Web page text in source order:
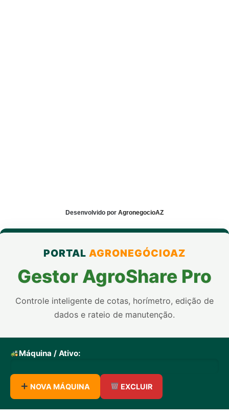
Desenvolvido por AgronegocioAZ
PORTAL AGRONEGÓCIOAZ
Gestor AgroShare Pro
Controle inteligente de cotas, horímetro, edição de
dados e rateio de manutenção.
Máquina / Ativo:
NOVA MÁQUINA EXCLUIR